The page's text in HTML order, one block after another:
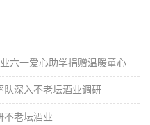
六一爱心助学捐赠温暖童心
队深入不老坛酒业调研
不老坛酒业